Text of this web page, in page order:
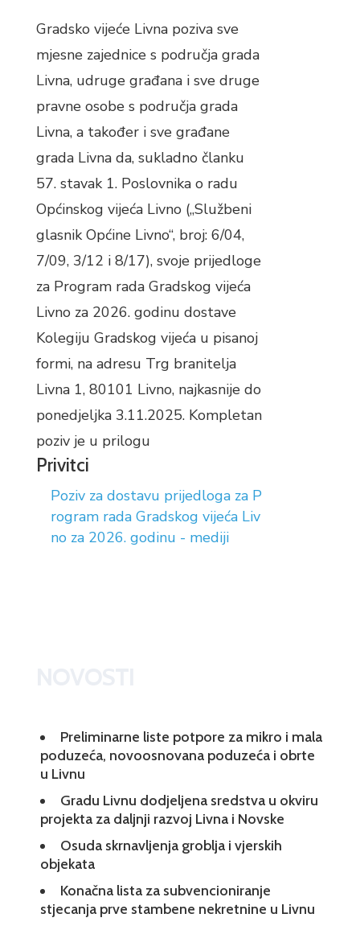
Gradsko vijeće Livna poziva sve
mjesne zajednice s područja grada
Livna, udruge građana i sve druge
pravne osobe s područja grada
Livna, a također i sve građane
grada Livna da, sukladno članku
57. stavak 1. Poslovnika o radu
Općinskog vijeća Livno („Službeni
glasnik Općine Livno“, broj: 6/04,
7/09, 3/12 i 8/17), svoje prijedloge
za Program rada Gradskog vijeća
Livno za 2026. godinu dostave
Kolegiju Gradskog vijeća u pisanoj
formi, na adresu Trg branitelja
Livna 1, 80101 Livno, najkasnije do
ponedjeljka 3.11.2025. Kompletan
poziv je u prilogu
Privitci
Poziv za dostavu prijedloga za P
rogram rada Gradskog vijeća Liv
no za 2026. godinu - mediji
Preliminarne liste potpore za mikro i mala
poduzeća, novoosnovana poduzeća i obrte
u Livnu
Gradu Livnu dodjeljena sredstva u okviru
projekta za daljnji razvoj Livna i Novske
Osuda skrnavljenja groblja i vjerskih
objekata
Konačna lista za subvencioniranje
stjecanja prve stambene nekretnine u Livnu